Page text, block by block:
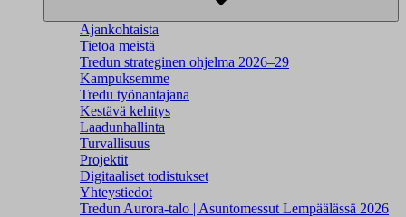
Ajankohtaista
Tietoa meistä
Tredun strateginen ohjelma 2026–29
Kampuksemme
Tredu työnantajana
Kestävä kehitys
Laadunhallinta
Turvallisuus
Projektit
Digitaaliset todistukset
Yhteystiedot
Tredun Aurora-talo | Asuntomessut Lempäälässä 2026